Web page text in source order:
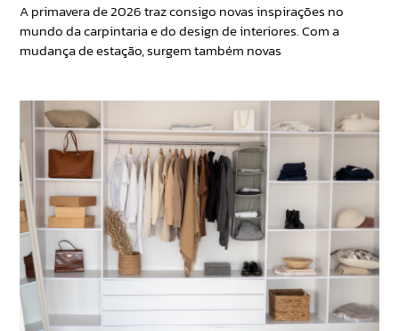
A primavera de 2026 traz consigo novas inspirações no
mundo da carpintaria e do design de interiores. Com a
mudança de estação, surgem também novas